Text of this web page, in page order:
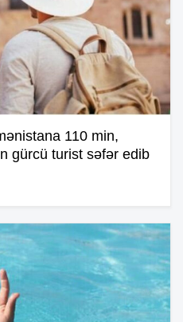
110 min,
gürcü turist səfər edib